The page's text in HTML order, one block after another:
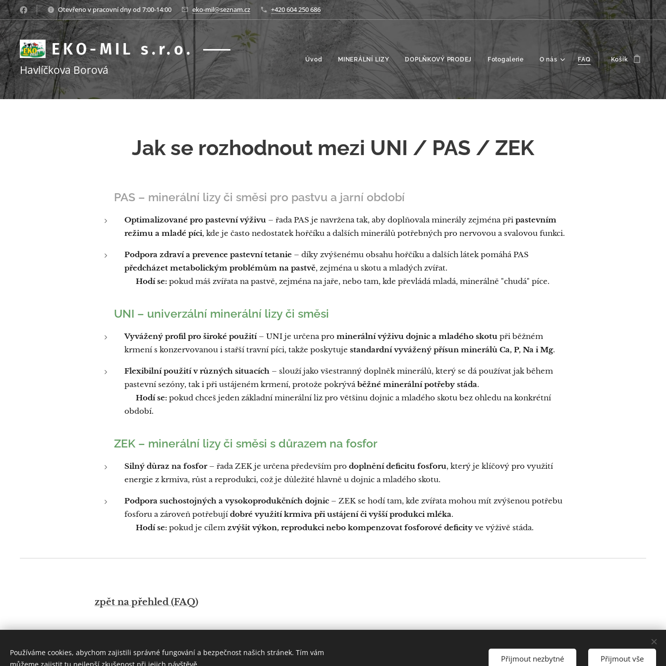
Otevřeno v pracovní dny od 7:00-14:00 eko-mil@seznam.cz +420 604 250 686
EKO-MIL s.r.o.
s.r.o.
Havlíčkova Borová
Úvod MINERÁLNÍ LIZY DOPLŇKOVÝ PRODEJ Fotogalerie O nás FAQ Košík
Jak se rozhodnout mezi UNI / PAS / ZEK
PAS – minerální lizy či směsi pro pastvu a jarní období
Optimalizované pro pastevní výživu– řada PAS je navržena tak, aby doplňovala minerály zejména při pastevním
režimu a mladé píci, kde je často nedostatek hořčíku a dalších minerálů potřebných pro nervovou a svalovou funkci.
Podpora zdraví a prevence pastevní tetanie– díky zvýšenému obsahu hořčíku a dalších látek pomáhá PAS
předcházet metabolickým problémům na pastvě, zejména u skotu a mladých zvířat.
Hodí se:pokud máš zvířata na pastvě, zejména na jaře, nebo tam, kde převládá mladá, minerálně "chudá" píce.
UNI – univerzální minerální lizy či směsi
Vyvážený profil pro široké použití– UNI je určena pro minerální výživu dojnic a mladého skotupři běžném
krmení s konzervovanou i stařší travní píci, takže poskytuje standardní vyvážený přísun minerálů Ca, P, Na i Mg.
Flexibilní použití v různých situacích– slouží jako všestranný doplněk minerálů, který se dá používat jak během
pastevní sezóny, tak i při ustájeném krmení, protože pokrýváběžné minerální potřeby stáda.
Hodí se:pokud chceš jeden základní minerální liz pro většinu dojnic a mladého skotu bez ohledu na konkrétní
období.
ZEK – minerální lizy či směsi s důrazem na fosfor
Silný důraz na fosfor– řada ZEK je určena především pro doplnění deficitu fosforu, který je klíčový pro využití
energie z krmiva, růst a reprodukci, což je důležité hlavně u dojnic a mladého skotu.
Podpora suchostojných a vysokoprodukčních dojnic– ZEK se hodí tam, kde zvířata mohou mít zvýšenou potřebu
fosforu a zároveň potřebují dobré využití krmiva při ustájení či vyšší produkci mléka.
Hodí se:pokud je cílem zvýšit výkon, reprodukci nebo kompenzovat fosforové deficityve výživě stáda.
zpět na přehled (FAQ)
Používáme cookies, abychom zajistili správné fungování a bezpečnost našich stránek. Tím vám
Přijmout nezbytné Přijmout vše